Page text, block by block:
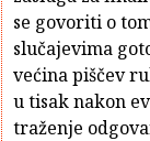
se govoriti o
slučajevima
većina piščev
u tisak nakon
traženje